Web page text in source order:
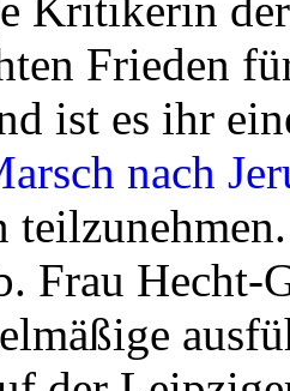
Frieden
ist es ihr
nach
Frau